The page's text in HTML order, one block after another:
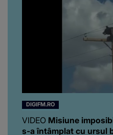
DIGIFM.RO
VIDEO Misiune
s-a întâmplat cu ursul